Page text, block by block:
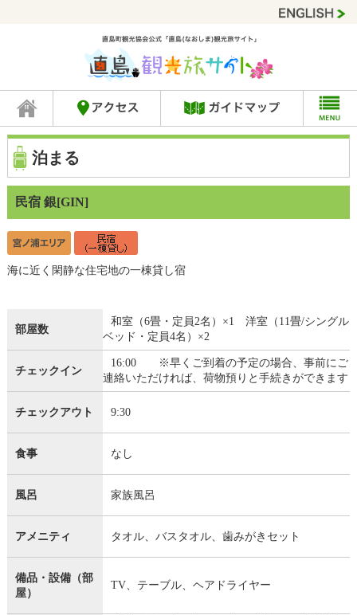
泊まる
民宿 銀[GIN]
海に近く閑静な住宅地の一棟貸し宿
部屋数
和室（6畳・定員2名）×1 洋室（11畳/シングル
ベッド・定員4名）×2
チェックイン
16:00 ※早くご到着の予定の場合、事前にご
連絡いただければ、荷物預りと手続きができます
チェックアウト 9:30
食事 なし
風呂 家族風呂
アメニティ タオル、バスタオル、歯みがきセット
備品・設備（部
屋）
TV、テーブル、ヘアドライヤー